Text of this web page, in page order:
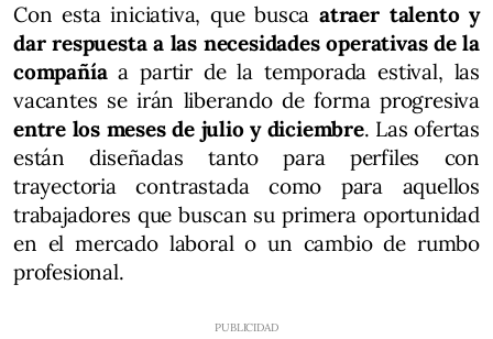
Con esta iniciativa, que busca atraer talento y
dar respuesta a las necesidades operativas de la
compañíaa partir de la temporada estival, las
vacantes se irán liberando de forma progresiva
entre los meses de julio y diciembre. Las ofertas
están diseñadas tanto para perfiles con
trayectoria contrastada como para aquellos
trabajadores que buscan su primera oportunidad
en el mercado laboral o un cambio de rumbo
profesional.